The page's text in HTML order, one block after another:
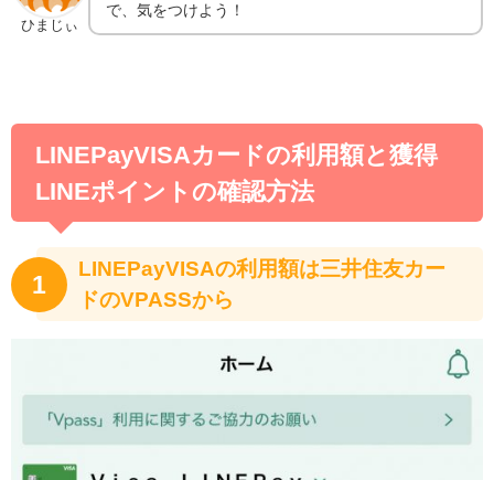
ひまじぃ
で、気をつけよう！
LINEPayVISAカードの利用額と獲得
LINEポイントの確認方法
1
LINEPayVISAの利用額は三井住友カー
ドのVPASSから